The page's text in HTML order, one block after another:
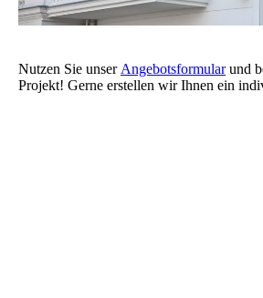
Nutzen Sie unser Angebotsformularund
Projekt! Gerne erstellen wir Ihnen ein